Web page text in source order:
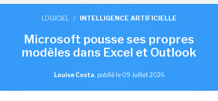
LOGICIEL / INTELLIGENCE ARTIFICIELLE
Microsoft pousse ses propres
modèles dans Excel et Outlook
Louise Costa, publié le 09 Juillet 2026